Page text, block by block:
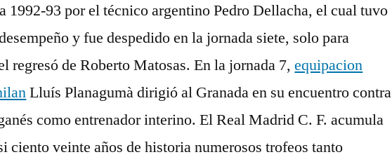
1992-93 por el técnico argentino Pedro Dellacha, el cual tuvo
y fue despedido en la jornada siete, solo para
regresó de Roberto Matosas. En la jornada 7,equipacion
Lluís Planagumà dirigió al Granada en su encuentro contra
como entrenador interino. El Real Madrid C. F. acumula
ciento veinte años de historia numerosos trofeos tanto